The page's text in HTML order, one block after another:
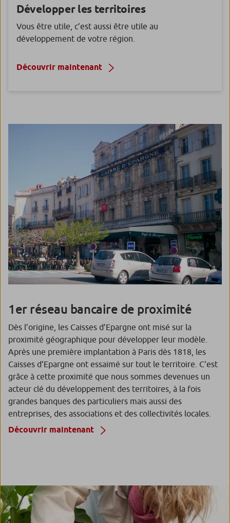
Développer les territoires
Vous être utile, c’est aussi être utile au
développement de votre région.
Découvrir maintenant
1er réseau bancaire de proximité
Dès l’origine, les Caisses d’Epargne ont misé sur la
proximité géographique pour développer leur modèle.
Après une première implantation à Paris dès 1818, les
Caisses d’Epargne ont essaimé sur tout le territoire. C’est
grâce à cette proximité que nous sommes devenues un
acteur clé du développement des territoires, à la fois
grandes banques des particuliers mais aussi des
entreprises, des associations et des collectivités locales.
Découvrir maintenant